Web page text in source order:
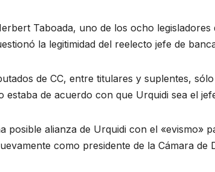
Taboada, uno de los ocho
la legitimidad del reelecto jefe de
de CC, entre titulares y suplentes,
estaba de acuerdo con que Urquidi sea el
posible alianza de Urquidi con el «evismo»
como presidente de la Cámara de